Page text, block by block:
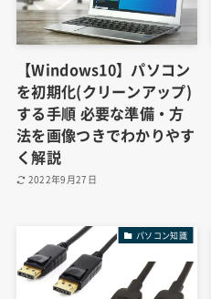
【Windows10】パソコン
を初期化(クリーンアップ)
する手順 必要な準備・方
法を画像つきでわかりやす
く解説
2022年9月27日
パソコン知識